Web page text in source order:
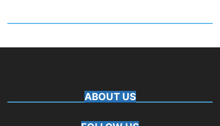
ABOUT US